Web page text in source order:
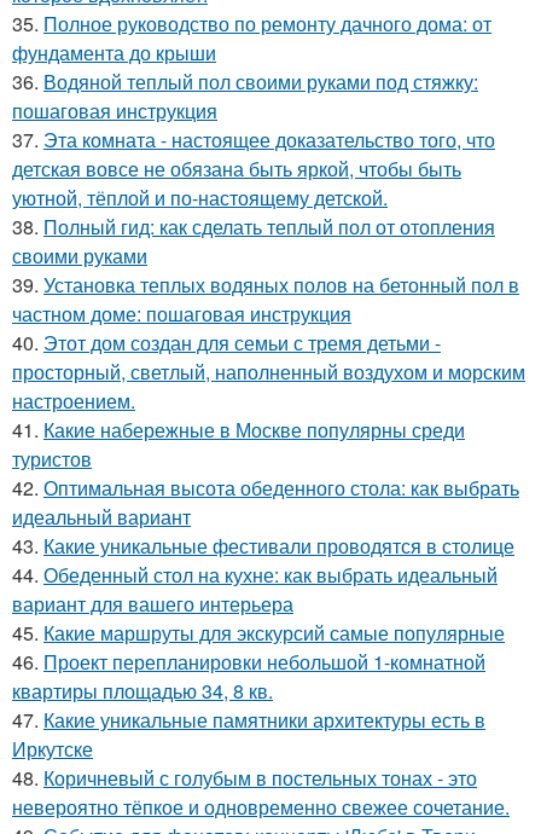
35. Полное руководство по ремонту дачного дома: от
фундамента до крыши
36. Водяной теплый пол своими руками под стяжку:
пошаговая инструкция
37. Эта комната - настоящее доказательство того, что
детская вовсе не обязана быть яркой, чтобы быть
уютной, тёплой и по-настоящему детской.
38. Полный гид: как сделать теплый пол от отопления
своими руками
39. Установка теплых водяных полов на бетонный пол в
частном доме: пошаговая инструкция
40. Этот дом создан для семьи с тремя детьми -
просторный, светлый, наполненный воздухом и морским
настроением.
41. Какие набережные в Москве популярны среди
туристов
42. Оптимальная высота обеденного стола: как выбрать
идеальный вариант
43. Какие уникальные фестивали проводятся в столице
44. Обеденный стол на кухне: как выбрать идеальный
вариант для вашего интерьера
45. Какие маршруты для экскурсий самые популярные
46. Проект перепланировки небольшой 1-комнатной
квартиры площадью 34, 8 кв.
47. Какие уникальные памятники архитектуры есть в
Иркутске
48. Коричневый с голубым в постельных тонах - это
невероятно тёпкое и одновременно свежее сочетание.